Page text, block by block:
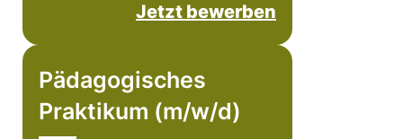
Jetzt bewerben
Pädagogisches
Praktikum (m/w/d)